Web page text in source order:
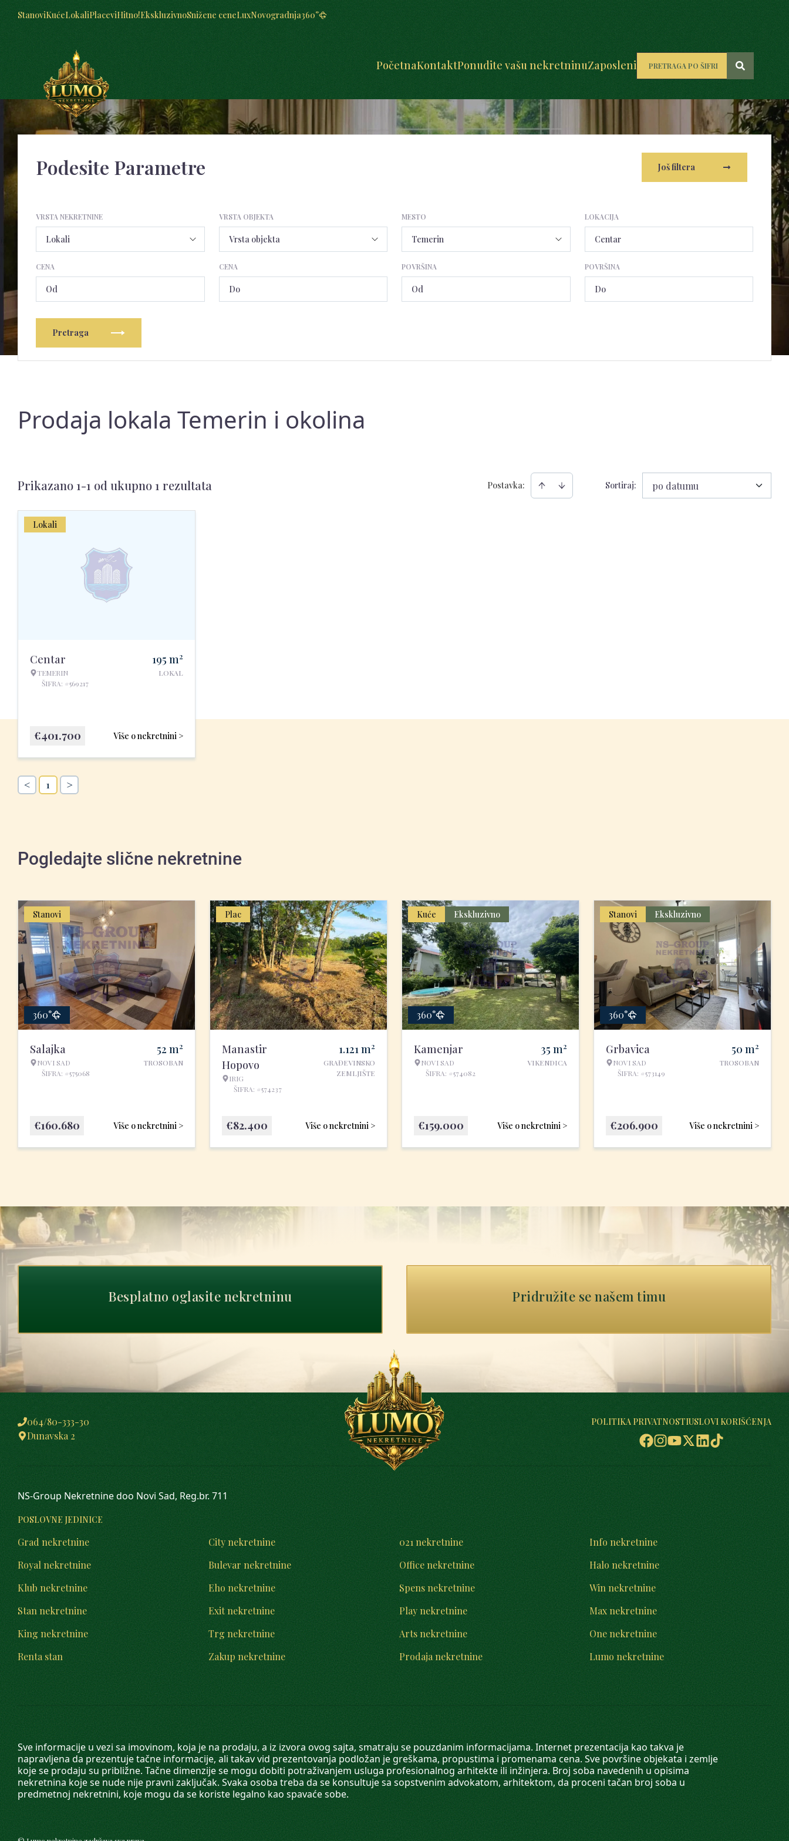
StanoviKućeLokaliPlaceviHitno!EkskluzivnoSnižene ceneLuxNovogradnja360°
PočetnaKontaktPonudite vašu nekretninuZaposleni
Podesite Parametre Još filtera
VRSTA NEKRETNINE VRSTA OBJEKTA MESTO LOKACIJA
Centar
CENA CENA POVRŠINA POVRŠINA
Pretraga
Prodaja lokala Temerin i okolina
Prikazano 1-1 od ukupno 1 rezultata Postavka: Sortiraj: po datumu
Lokali
Centar
TEMERIN
ŠIFRA: #569217
195 m2
LOKAL
Više o nekretnini >
€401.700
< 1 >
Pogledajte slične nekretnine
Stanovi
360°
Salajka
NOVI SAD
ŠIFRA: #575068
52 m2
TROSOBAN
Više o nekretnini >
€160.680
Plac
Manastir
Hopovo
IRIG
ŠIFRA: #574237
1.121m2
GRAĐEVINSKO
ZEMLJIŠTE
Više o nekretnini >
€82.400
Kuće Ekskluzivno
360°
Kamenjar
NOVI SAD
ŠIFRA: #574082
35 m2
VIKENDICA
Više o nekretnini >
€159.000
Stanovi Ekskluzivno
360°
Grbavica
NOVI SAD
ŠIFRA: #573149
50 m2
TROSOBAN
Više o nekretnini >
€206.900
Besplatno oglasite nekretninu Pridružite se našem timu
064/80-333-30
Dunavska 2
POLITIKA PRIVATNOSTIUSLOVI KORIŠĆENJA
Sve informacije u vezi sa imovinom, koja je na prodaju, a iz izvora ovog sajta, smatraju se pouzdanim informacijama. Internet prezentacija kao takva je
napravljena da prezentuje tačne informacije, ali takav vid prezentovanja podložan je greškama, propustima i promenama cena. Sve površine objekata i zemlje
koje se prodaju su približne. Tačne dimenzije se mogu dobiti potraživanjem usluga profesionalnog arhitekte ili inžinjera. Broj soba navedenih u opisima
nekretnina koje se nude nije pravni zaključak. Svaka osoba treba da se konsultuje sa sopstvenim advokatom, arhitektom, da proceni tačan broj soba u
predmetnoj nekretnini, koje mogu da se koriste legalno kao spavaće sobe.
NS-Group Nekretnine doo Novi Sad, Reg.br. 711
POSLOVNE JEDINICE
Grad nekretnine City nekretnine 021 nekretnine
Info nekretnine
Royal nekretnine
Bulevar nekretnine Office nekretnine
Halo nekretnine
Klub nekretnine
Eho nekretnine Spens nekretnine
Win nekretnine
Stan nekretnine
Exit nekretnine Play nekretnine
Max nekretnine
King nekretnine
Trg nekretnine Arts nekretnine
One nekretnine
Renta stan
Zakup nekretnine Prodaja nekretnine Lumo nekretnine